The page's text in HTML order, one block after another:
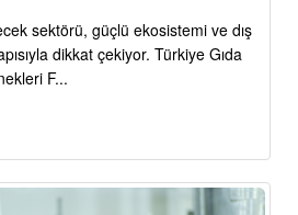
sektörü, güçlü ekosistemi ve dış
dikkat çekiyor. Türkiye Gıda
F...